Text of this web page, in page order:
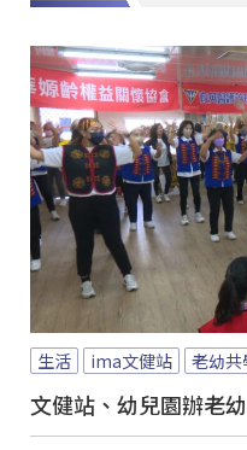
生活 ima文健站 老幼共
文健站、幼兒園辦老